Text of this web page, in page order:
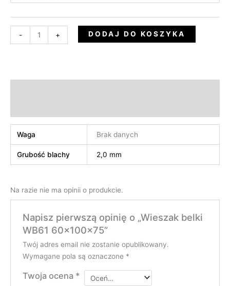
- + DODAJ DO KOSZYKA
Waga Brak danych
Grubość blachy 2,0 mm
Na razie nie ma opinii o produkcie.
Napisz pierwszą opinię o „Wieszak belki
WB61 60x100x75”
Twój adres email nie zostanie opublikowany.
Wymagane pola są oznaczone *
Twoja ocena *